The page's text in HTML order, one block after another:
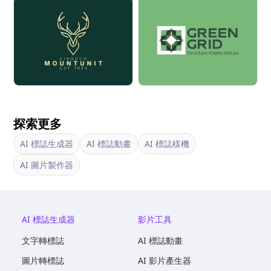
探索更多
AI 標誌生成器 AI 標誌動畫
AI 標誌樣機
AI 圖片製作器
AI 標誌生成器
文字轉標誌
圖片轉標誌
影片工具
AI 標誌動畫
AI 影片產生器